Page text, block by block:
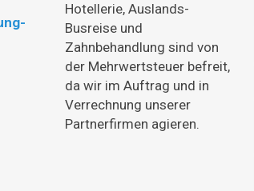
Hotellerie, Auslands-
Busreise und
Zahnbehandlung sind von
der Mehrwertsteuer befreit,
da wir im Auftrag und in
Verrechnung unserer
Partnerfirmen agieren.